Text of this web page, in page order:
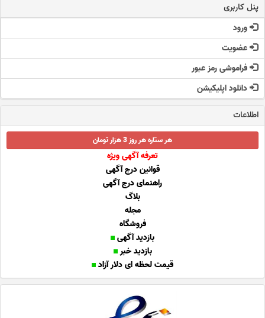
پنل کاربری
ورود
عضویت
فراموشی رمز عبور
دانلود اپلیکیشن
اطلاعات
هر ستاره هر روز 3 هزار تومان
تعرفه آگهی ویژه
قوانین درج آگهی
راهنمای درج آگهی
بلاگ
مجله
فروشگاه
بازدید آگهی
بازدید خبر
قیمت لحظه ای دلار آزاد